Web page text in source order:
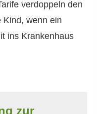
verdoppeln den
Kind, wenn ein
ins Krankenhaus
zur